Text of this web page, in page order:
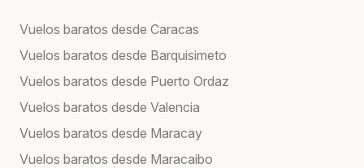
Vuelos baratos desde Caracas
Vuelos baratos desde Barquisimeto
Vuelos baratos desde Puerto Ordaz
Vuelos baratos desde Valencia
Vuelos baratos desde Maracay
Vuelos baratos desde Maracaibo